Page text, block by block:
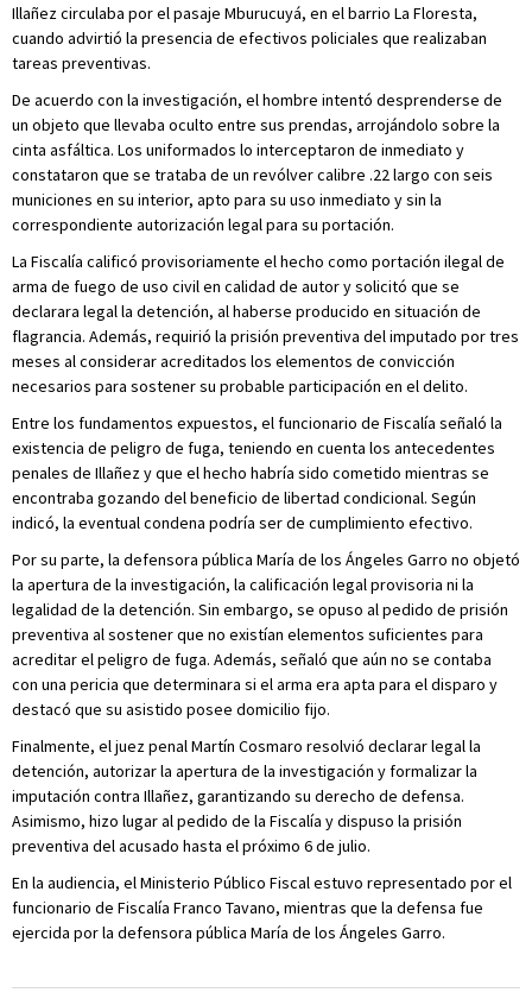
Illañez circulaba por el pasaje Mburucuyá, en el barrio La Floresta,
cuando advirtió la presencia de efectivos policiales que realizaban
tareas preventivas.
De acuerdo con la investigación, el hombre intentó desprenderse de
un objeto que llevaba oculto entre sus prendas, arrojándolo sobre la
cinta asfáltica. Los uniformados lo interceptaron de inmediato y
constataron que se trataba de un revólver calibre .22 largo con seis
municiones en su interior, apto para su uso inmediato y sin la
correspondiente autorización legal para su portación.
La Fiscalía calificó provisoriamente el hecho como portación ilegal de
arma de fuego de uso civil en calidad de autor y solicitó que se
declarara legal la detención, al haberse producido en situación de
flagrancia. Además, requirió la prisión preventiva del imputado por tres
meses al considerar acreditados los elementos de convicción
necesarios para sostener su probable participación en el delito.
Entre los fundamentos expuestos, el funcionario de Fiscalía señaló la
existencia de peligro de fuga, teniendo en cuenta los antecedentes
penales de Illañez y que el hecho habría sido cometido mientras se
encontraba gozando del beneficio de libertad condicional. Según
indicó, la eventual condena podría ser de cumplimiento efectivo.
Por su parte, la defensora pública María de los Ángeles Garro no objetó
la apertura de la investigación, la calificación legal provisoria ni la
legalidad de la detención. Sin embargo, se opuso al pedido de prisión
preventiva al sostener que no existían elementos suficientes para
acreditar el peligro de fuga. Además, señaló que aún no se contaba
con una pericia que determinara si el arma era apta para el disparo y
destacó que su asistido posee domicilio fijo.
Finalmente, el juez penal Martín Cosmaro resolvió declarar legal la
detención, autorizar la apertura de la investigación y formalizar la
imputación contra Illañez, garantizando su derecho de defensa.
Asimismo, hizo lugar al pedido de la Fiscalía y dispuso la prisión
preventiva del acusado hasta el próximo 6 de julio.
En la audiencia, el Ministerio Público Fiscal estuvo representado por el
funcionario de Fiscalía Franco Tavano, mientras que la defensa fue
ejercida por la defensora pública María de los Ángeles Garro.